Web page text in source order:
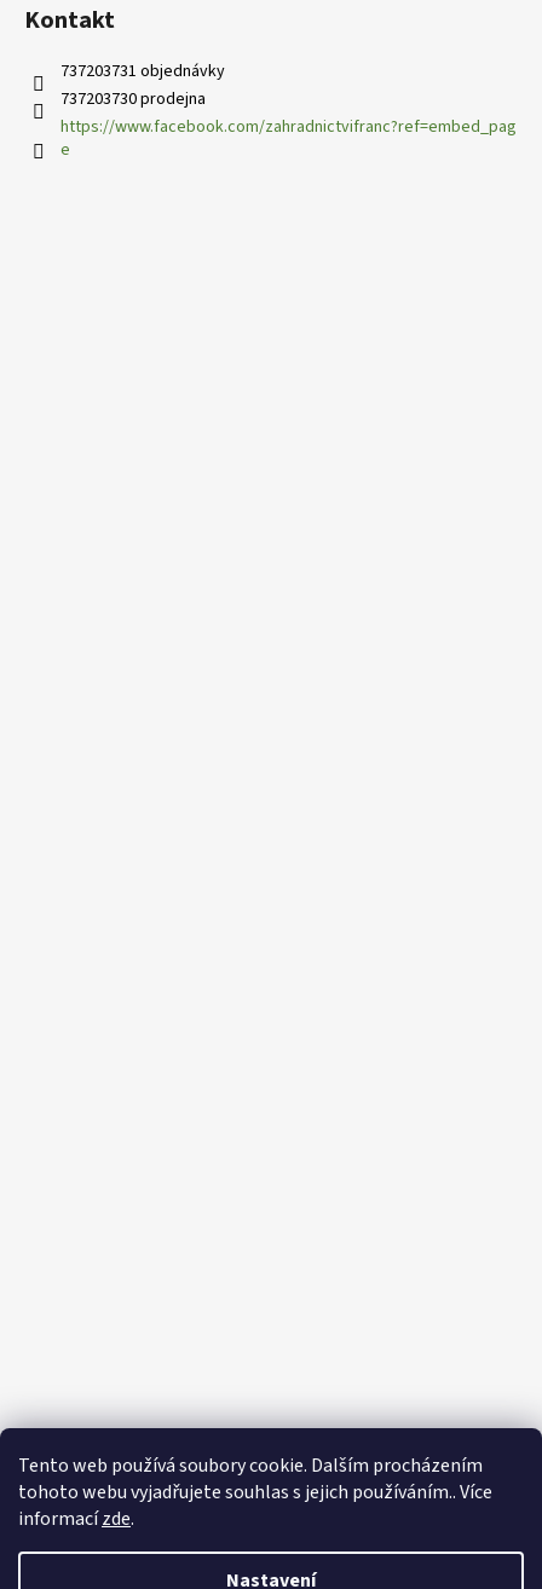
Tento web používá soubory cookie. Dalším procházením
tohoto webu vyjadřujete souhlas s jejich používáním.. Více
informacízde.
Nastavení
Kontakt
737203731 objednávky
737203730 prodejna
https://www.facebook.com/zahradnictvifranc?ref=embed_pag
e